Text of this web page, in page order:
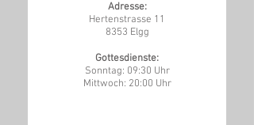
Adresse:
Hertenstrasse 11
8353 Elgg
Gottesdienste:
Sonntag: 09:30 Uhr
Mittwoch: 20:00 Uhr